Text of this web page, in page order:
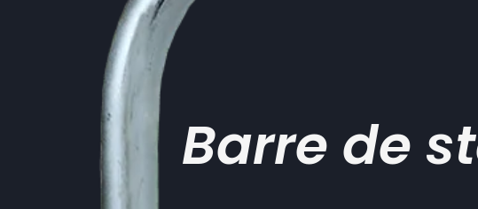
Barre de